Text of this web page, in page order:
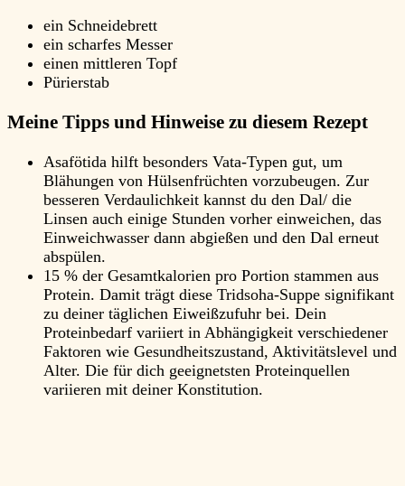
ein Schneidebrett
ein scharfes Messer
einen mittleren Topf
Pürierstab
Meine Tipps und Hinweise zu diesem Rezept
Asafötida hilft besonders Vata-Typen gut, um
Blähungen von Hülsenfrüchten vorzubeugen. Zur
besseren Verdaulichkeit kannst du den Dal/ die
Linsen auch einige Stunden vorher einweichen, das
Einweichwasser dann abgießen und den Dal erneut
abspülen.
15 % der Gesamtkalorien pro Portion stammen aus
Protein. Damit trägt diese Tridsoha-Suppe signifikant
zu deiner täglichen Eiweißzufuhr bei. Dein
Proteinbedarf variiert in Abhängigkeit verschiedener
Faktoren wie Gesundheitszustand, Aktivitätslevel und
Alter. Die für dich geeignetsten Proteinquellen
variieren mit deiner Konstitution.